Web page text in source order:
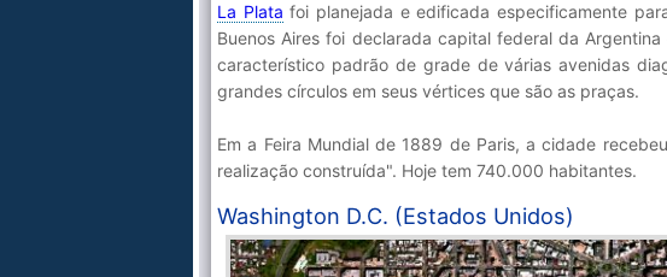
La Plata foi planejada e edificada especificamente
Buenos Aires foi declarada capital federal da
característico padrão de grade de várias avenidas
grandes círculos em seus vértices que são as praças.
Em a Feira Mundial de 1889 de Paris, a cidade
realização construída". Hoje tem 740.000 habitantes.
Washington D.C. (Estados Unidos)